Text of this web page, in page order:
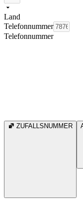
Land
Telefonnummer
Telefonnummer
ZUFALLSNUMMER